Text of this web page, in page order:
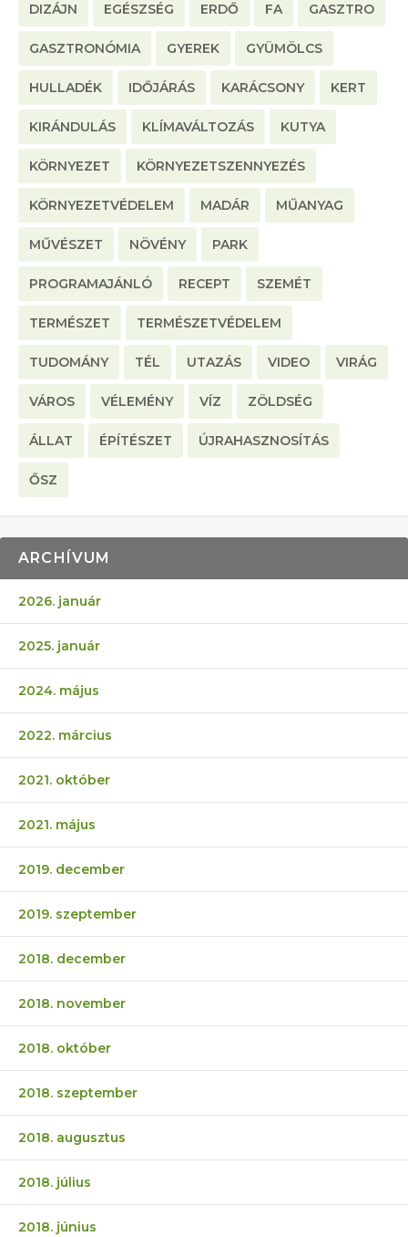
DIZÁJN EGÉSZSÉG ERDŐ FA GASZTRO
GASZTRONÓMIA GYEREK GYÜMÖLCS
HULLADÉK IDŐJÁRÁS KARÁCSONY KERT
KIRÁNDULÁS KLÍMAVÁLTOZÁS KUTYA
KÖRNYEZET KÖRNYEZETSZENNYEZÉS
KÖRNYEZETVÉDELEM MADÁR MŰANYAG
MŰVÉSZET NÖVÉNY PARK
PROGRAMAJÁNLÓ RECEPT SZEMÉT
TERMÉSZET TERMÉSZETVÉDELEM
TUDOMÁNY TÉL UTAZÁS VIDEO VIRÁG
VÁROS VÉLEMÉNY VÍZ ZÖLDSÉG
ÁLLAT ÉPÍTÉSZET ÚJRAHASZNOSÍTÁS
ŐSZ
ARCHÍVUM
2026. január
2025. január
2024. május
2022. március
2021. október
2021. május
2019. december
2019. szeptember
2018. december
2018. november
2018. október
2018. szeptember
2018. augusztus
2018. július
2018. június